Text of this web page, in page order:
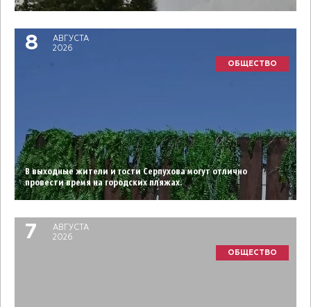
8
АВГУСТА
2026
ОБЩЕСТВО
В выходные жители и гости Серпухова могут отлично
провести время на городских пляжах.
7
АВГУСТА
2026
ОБЩЕСТВО